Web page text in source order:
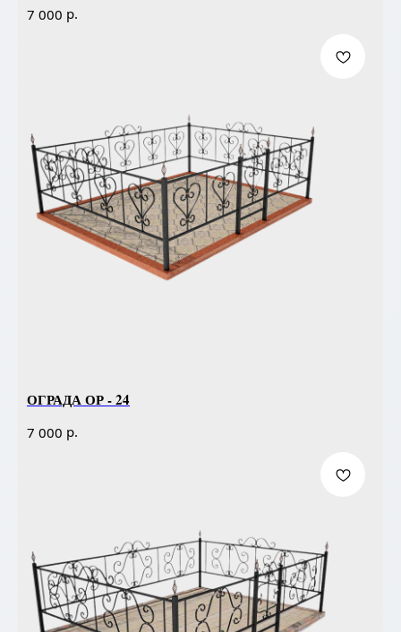
7 000 р.
ОГРАДА ОР - 24
7 000 р.